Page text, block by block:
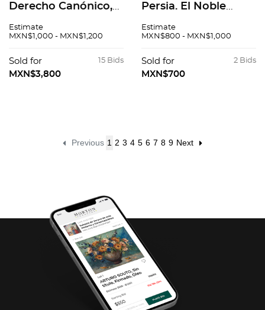
Derecho Canónico,
Instituciones de
Americano.
Piezas:10.
Estimate
MXN$1,000 - MXN$1,200
15 Bids
Sold for
MXN$3,800
Persia. El Noble
introducción.
lengua española.
Piezas: 10.
Estimate
MXN$800 - MXN$1,000
2 Bids
Sold for
MXN$700
Previous 1 2 3 4 5 6 7 8 9 Next